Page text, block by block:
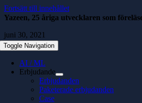
Fortsätt till innehållet
Toggle Navigation
AI / ML
Erbjudande
Erbjudanden
Paketerade erbjudanden
Case
Yazeen, 25 åriga utvecklaren som
juni 30, 2021